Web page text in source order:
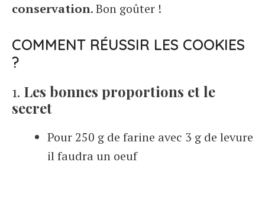
conservation. Bon goûter !
COMMENT RÉUSSIR LES COOKIES
?
1. Les bonnes proportions et le
secret
Pour 250 g de farine avec 3 g de levure
il faudra un oeuf